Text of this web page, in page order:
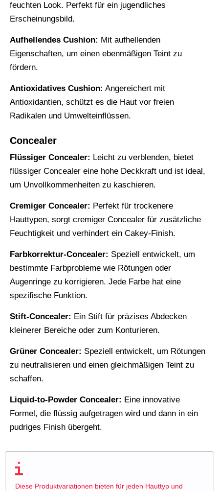
feuchten Look. Perfekt für ein jugendliches
Erscheinungsbild.
Aufhellendes Cushion: Mit aufhellenden
Eigenschaften, um einen ebenmäßigen Teint zu
fördern.
Antioxidatives Cushion: Angereichert mit
Antioxidantien, schützt es die Haut vor freien
Radikalen und Umwelteinflüssen.
Concealer
Flüssiger Concealer: Leicht zu verblenden, bietet
flüssiger Concealer eine hohe Deckkraft und ist ideal,
um Unvollkommenheiten zu kaschieren.
Cremiger Concealer: Perfekt für trockenere
Hauttypen, sorgt cremiger Concealer für zusätzliche
Feuchtigkeit und verhindert ein Cakey-Finish.
Farbkorrektur-Concealer: Speziell entwickelt, um
bestimmte Farbprobleme wie Rötungen oder
Augenringe zu korrigieren. Jede Farbe hat eine
spezifische Funktion.
Stift-Concealer: Ein Stift für präzises Abdecken
kleinerer Bereiche oder zum Konturieren.
Grüner Concealer: Speziell entwickelt, um Rötungen
zu neutralisieren und einen gleichmäßigen Teint zu
schaffen.
Liquid-to-Powder Concealer: Eine innovative
Formel, die flüssig aufgetragen wird und dann in ein
pudriges Finish übergeht.
Diese Produktvariationen bieten für jeden Hauttyp und